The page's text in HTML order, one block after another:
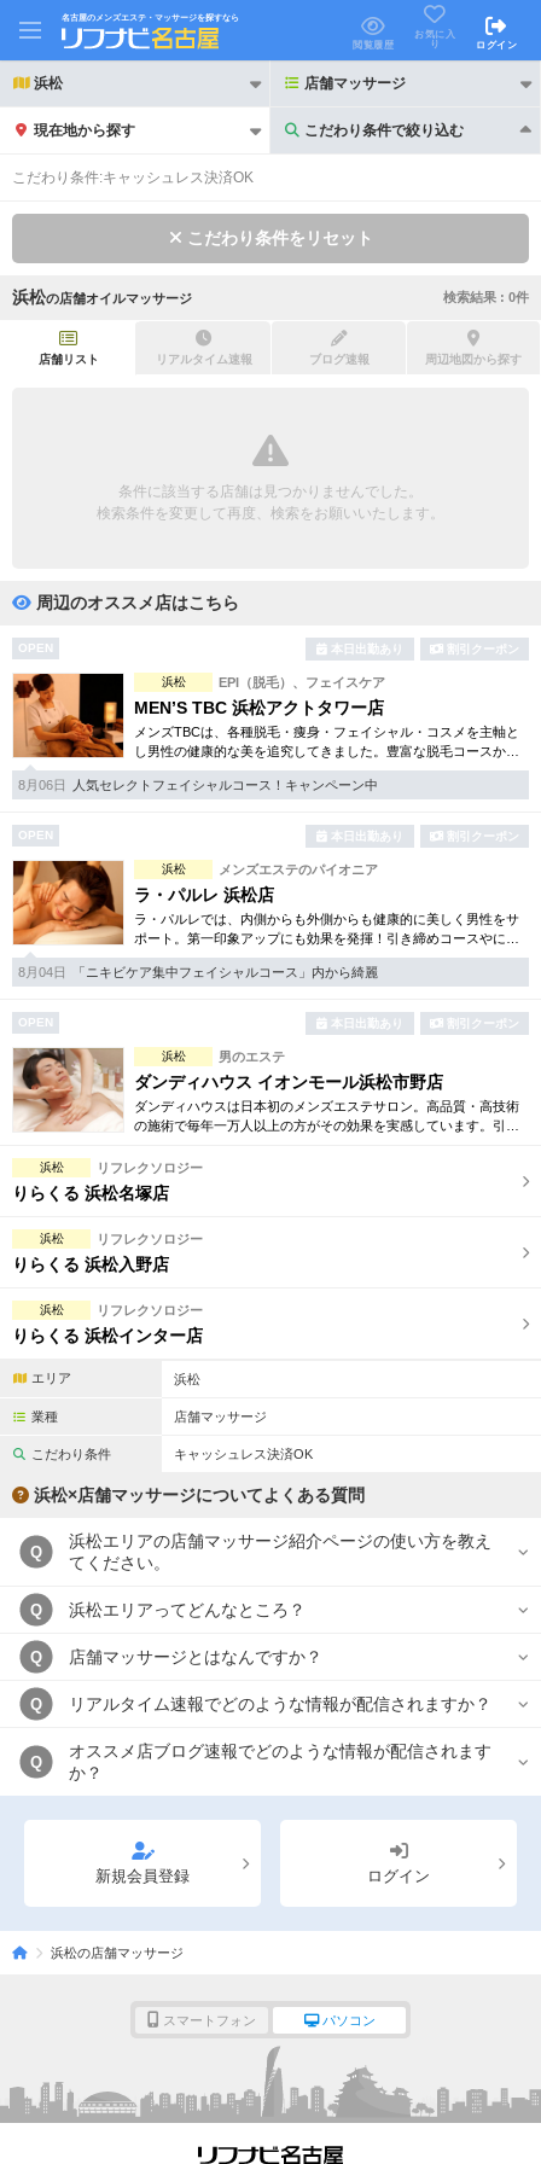
名古屋のメンズエステ・マッサージを探すなら
閲覧履歴
お気に入
り
ログイン
浜松 店舗マッサージ
現在地から探す こだわり条件で絞り込む
こだわり条件で絞り込む
初回割引あり リピーター割引あり
団体様歓迎
ペアルームあり
フットバスあり 岩盤浴あり
専用駐車場あり 有資格者在籍
日本人スタッフのみ 女性スタッフのみ
スタッフ指名可 Ｗセラピスト
駅から徒歩5分以内
こだわり条件を変更
閉じる
こだわり条件:キャッシュレス決済OK
こだわり条件をリセット
浜松の店舗オイルマッサージ 検索結果 : 0件
店舗リスト リアルタイム速報 ブログ速報 周辺地図から探す
条件に該当する店舗は見つかりませんでした。
検索条件を変更して再度、検索をお願いいたします。
周辺のオススメ店はこちら
OPEN 本日出勤あり 割引クーポン
浜松 EPI（脱毛）、フェイスケア
MEN’S TBC 浜松アクトタワー店
メンズTBCは、各種脱毛・痩身・フェイシャル・コスメを主軸と
し男性の健康的な美を追究してきました。豊富な脱毛コースから
フェイシャル、ダイエット等幅広いメニューを取り揃えていま
す。初回割引コースも多彩。
8月06日 人気セレクトフェイシャルコース！キャンペーン中
OPEN 本日出勤あり 割引クーポン
浜松 メンズエステのパイオニア
ラ・パルレ 浜松店
ラ・パルレでは、内側からも外側からも健康的に美しく男性をサ
ポート。第一印象アップにも効果を発揮！引き締めコースやにき
び内外コース、アロマトリートメント等多彩なメニューをご用
意。まずは体験から是非。
8月04日 「ニキビケア集中フェイシャルコース」内から綺麗
OPEN 本日出勤あり 割引クーポン
浜松 男のエステ
ダンディハウス イオンモール浜松市野店
ダンディハウスは日本初のメンズエステサロン。高品質・高技術
の施術で毎年一万人以上の方がその効果を実感しています。引き
に取り揃えています。
浜松 リフレクソロジー
りらくる 浜松名塚店
浜松 リフレクソロジー
りらくる 浜松入野店
浜松 リフレクソロジー
りらくる 浜松インター店
エリア 浜松
業種 店舗マッサージ
こだわり条件 キャッシュレス決済OK
浜松×店舗マッサージについてよくある質問
Q
浜松エリアの店舗マッサージ紹介ページの使い方を教え
てください。
Q 浜松エリアってどんなところ？
Q 店舗マッサージとはなんですか？
Q リアルタイム速報でどのような情報が配信されますか？
Q
オススメ店ブログ速報でどのような情報が配信されます
か？
新規会員登録 ログイン
浜松の店舗マッサージ
スマートフォン パソコン